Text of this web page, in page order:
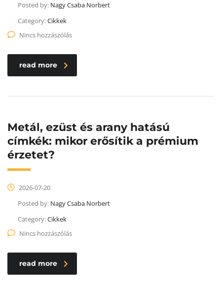
Posted by: Nagy Csaba Norbert
Category:Cikkek
Nincs hozzászólás
read more
Metál, ezüst és arany hatású
címkék: mikor erősítik a prémium
érzetet?
2026-07-20
Posted by: Nagy Csaba Norbert
Category:Cikkek
Nincs hozzászólás
read more